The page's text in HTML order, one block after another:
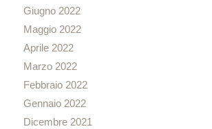
Giugno 2022
Maggio 2022
Aprile 2022
Marzo 2022
Febbraio 2022
Gennaio 2022
Dicembre 2021